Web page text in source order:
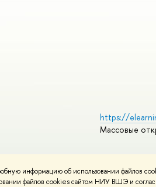
информацию об использовании файлов
файлов cookies сайтом НИУ ВШЭ и
https://
Массовые
Карта сайта